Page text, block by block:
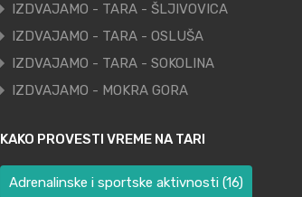
IZDVAJAMO - TARA - ŠLJIVOVICA
IZDVAJAMO - TARA - OSLUŠA
IZDVAJAMO - TARA - SOKOLINA
IZDVAJAMO - MOKRA GORA
KAKO PROVESTI VREME NA TARI
Adrenalinske i sportske aktivnosti (16)